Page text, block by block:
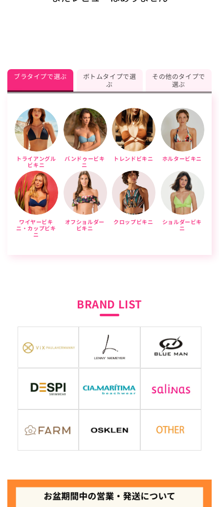
ブラタイプで選ぶ
ボトムタイプで選
ぶ
その他のタイプで
選ぶ
トライアングル
ビキニ
バンドゥービキ
ニ
トレンドビキニ ホルタービキニ
ワイヤービキ
ニ・カップビキ
ニ
オフショルダー
ビキニ
クロップビキニ
ショルダービキ
ニ
BRAND LIST